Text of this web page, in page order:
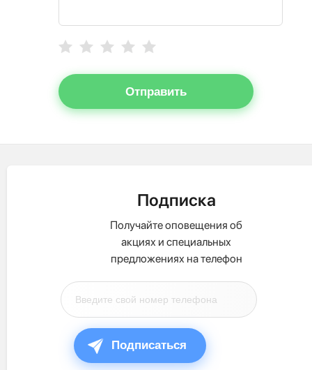
Отправить
Подписка
Получайте оповещения об
акциях и специальных
предложениях на телефон
Подписаться